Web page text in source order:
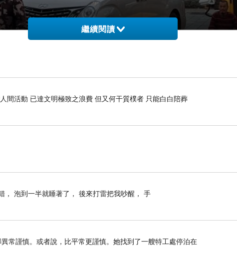
雞、鴨、豬、魚肉的行業，兩天也都休息，僅有些賣
著)，供品有三合(三杯茶)、五果、六齋、三牲或五牲…
繼續閱讀
間活動 已達文明極致之浪費 但又何干質樸者 只能白白陪葬
， 泡到一半就睡著了， 後來打雷把我吵醒， 手
常謹慎。或者說，比平常更謹慎。她找到了一艘特工處停泊在